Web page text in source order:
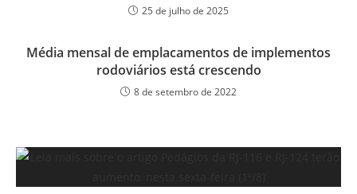
25 de julho de 2025
Média mensal de emplacamentos de implementos
rodoviários está crescendo
8 de setembro de 2022